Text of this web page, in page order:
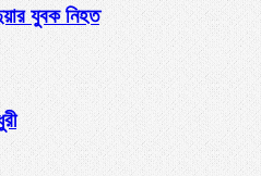
যুবক নিহত